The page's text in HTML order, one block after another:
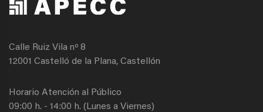
Calle Ruiz Vila nº 8
12001 Castelló de la Plana, Castellón
Horario Atención al Público
09:00 h. - 14:00 h. (Lunes a Viernes)